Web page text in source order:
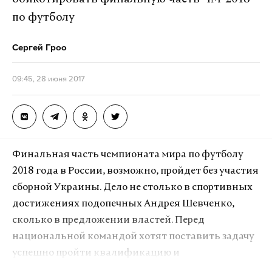
крупный, мощный проект в интересах жителей
На месте событий собралось около 150 человек,
полиция их не разгоняет, отмечают
корреспонденты СМИ.
Фото: © GLOBAL LOOK press/Anton Belitsky
Макс Telegram
по футболу
Сергей Гроо
09:45, 28 июня 2017
Финальная часть чемпионата мира по футболу
2018 года в России, возможно, пройдет без участия
сборной Украины. Дело не столько в спортивных
достижениях подопечных Андрея Шевченко,
сколько в предложении властей. Перед
национальной командой хотят поставить задачу
успешно пройти квалификацию и